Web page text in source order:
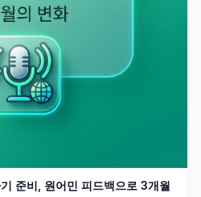
준비, 원어민 피드백으로 3개월